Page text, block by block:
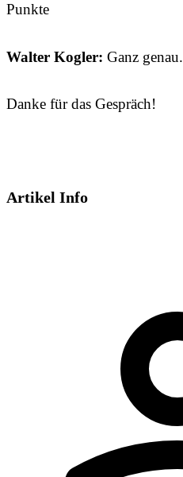
Punkte
Walter Kogler: Ganz genau.
Danke für das Gespräch!
Artikel Info